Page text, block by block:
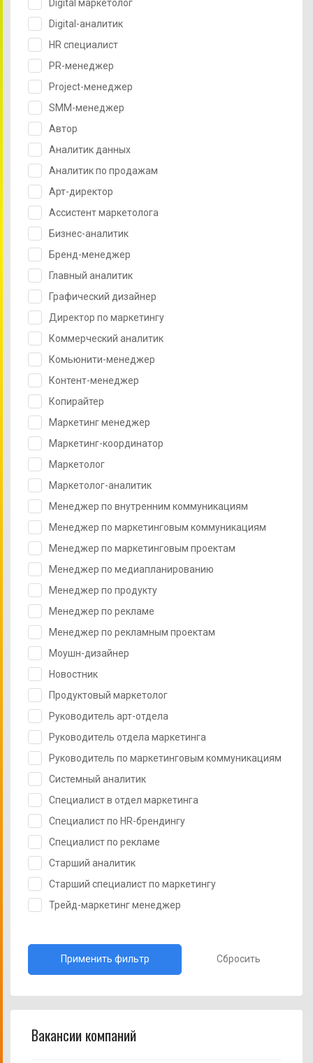
Digital маркетолог
Digital-аналитик
HR специалист
PR-менеджер
Project-менеджер
SMM-менеджер
Автор
Аналитик данных
Аналитик по продажам
Арт-директор
Ассистент маркетолога
Бизнес-аналитик
Бренд-менеджер
Главный аналитик
Графический дизайнер
Директор по маркетингу
Коммерческий аналитик
Комьюнити-менеджер
Контент-менеджер
Копирайтер
Маркетинг менеджер
Маркетинг-координатор
Маркетолог
Маркетолог-аналитик
Менеджер по внутренним коммуникациям
Менеджер по маркетинговым коммуникациям
Менеджер по маркетинговым проектам
Менеджер по медиапланированию
Менеджер по продукту
Менеджер по рекламе
Менеджер по рекламным проектам
Моушн-дизайнер
Новостник
Продуктовый маркетолог
Руководитель арт-отдела
Руководитель отдела маркетинга
Руководитель по маркетинговым коммуникациям
Системный аналитик
Специалист в отдел маркетинга
Специалист по HR-брендингу
Специалист по рекламе
Старший аналитик
Старший специалист по маркетингу
Трейд-маркетинг менеджер
Сбросить
Вакансии компаний